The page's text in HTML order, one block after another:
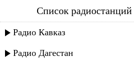
фатима
Список радиостанций
Радио Кавказ
Радио Дагестан